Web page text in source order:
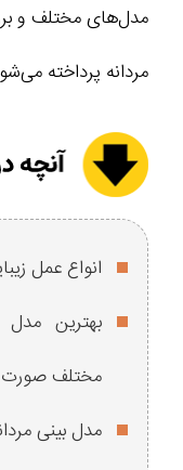
مدل‌های مختلف و
مردانه پرداخته
انواع عمل
بهترین مدل
مختلف صورت
مدل بینی